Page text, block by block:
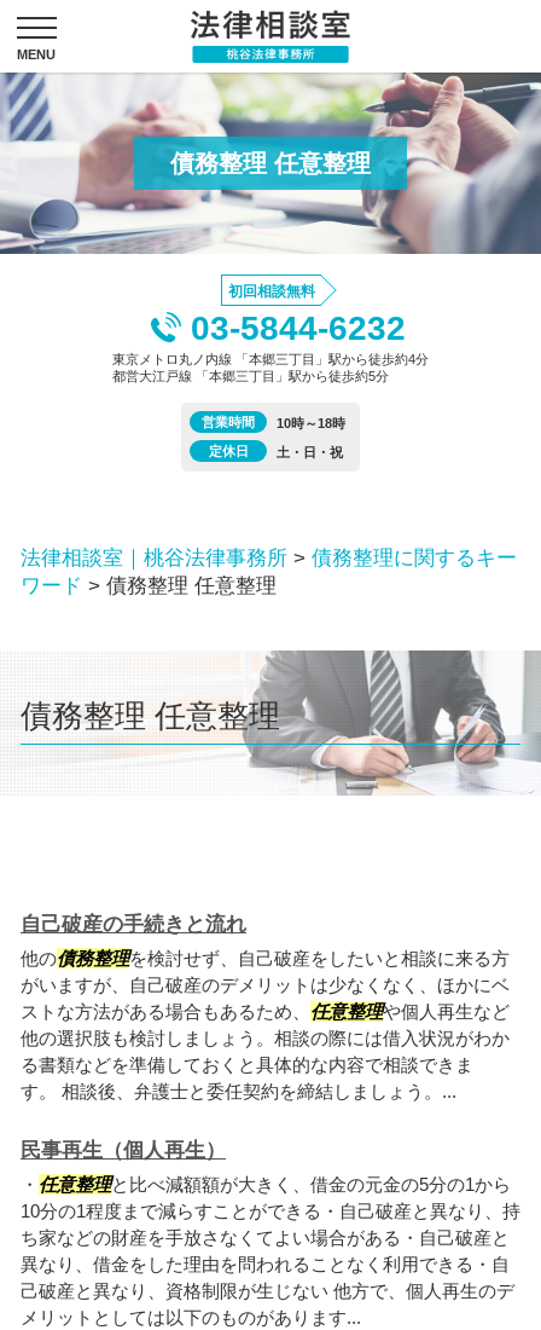
債務整理 任意整理
初回相談無料
03-5844-6232
東京メトロ丸ノ内線 「本郷三丁目」駅から徒歩約4分
都営大江戸線 「本郷三丁目」駅から徒歩約5分
営業時間
10時～18時
定休日
土・日・祝
法律相談室｜桃谷法律事務所 > 債務整理に関するキー
ワード > 債務整理 任意整理
債務整理 任意整理
自己破産の手続きと流れ
他の債務整理を検討せず、自己破産をしたいと相談に来る方
がいますが、自己破産のデメリットは少なくなく、ほかにベ
ストな方法がある場合もあるため、 任意整理や個人再生など
他の選択肢も検討しましょう。相談の際には借入状況がわか
る書類などを準備しておくと具体的な内容で相談できま
す。 相談後、弁護士と委任契約を締結しましょう。...
民事再生（個人再生）
・ 任意整理と比べ減額額が大きく、借金の元金の5分の1から
10分の1程度まで減らすことができる・自己破産と異なり、持
ち家などの財産を手放さなくてよい場合がある・自己破産と
異なり、借金をした理由を問われることなく利用できる・自
己破産と異なり、資格制限が生じない 他方で、個人再生のデ
メリットとしては以下のものがあります...